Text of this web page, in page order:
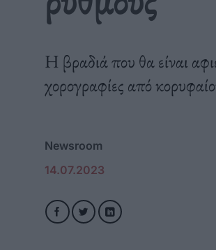
Η βραδιά που θα είναι
χορογραφίες από
Newsroom
14.07.2023